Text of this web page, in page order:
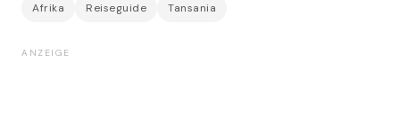
Afrika Reiseguide Tansania
ANZEIGE